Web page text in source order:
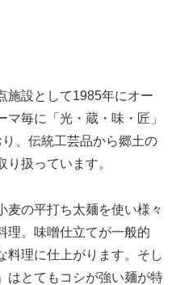
施設として1985年にオー
毎に「光・蔵・味・匠」
、伝統工芸品から郷土の
扱っています。
麦の平打ち太麺を使い様々
理。味噌仕立てが一般的
料理に仕上がります。そし
はとてもコシが強い麺が特